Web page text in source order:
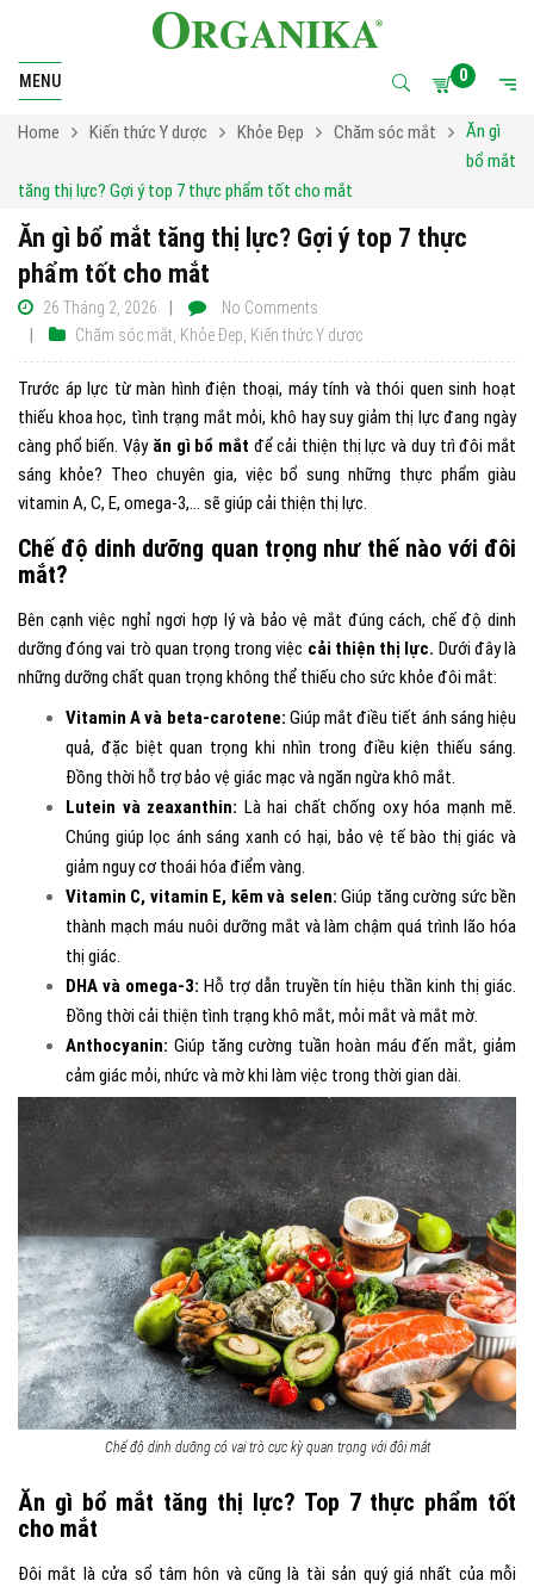
MENU 0
Home Kiến thức Y dược Khỏe Đẹp Chăm sóc mắt
Ăn gì
bổ mắt
tăng thị lực? Gợi ý top 7 thực phẩm tốt cho mắt
Ăn gì bổ mắt tăng thị lực? Gợi ý top 7 thực
phẩm tốt cho mắt
26 Tháng 2, 2026
Chăm sóc mắt Khỏe Đẹp Kiến thức Y dược
No Comments
Trước áp lực từ màn hình điện thoại, máy tính và thói quen sinh hoạt
thiếu khoa học, tình trạng mắt mỏi, khô hay suy giảm thị lực đang ngày
càng phổ biến. Vậy ăn gì bổ mắt để cải thiện thị lực và duy trì đôi mắt
sáng khỏe? Theo chuyên gia, việc bổ sung những thực phẩm giàu
vitamin A, C, E, omega-3,… sẽ giúp cải thiện thị lực.
Chế độ dinh dưỡng quan trọng như thế nào với đôi
mắt?
Bên cạnh việc nghỉ ngơi hợp lý và bảo vệ mắt đúng cách, chế độ dinh
dưỡng đóng vai trò quan trọng trong việc cải thiện thị lực. Dưới đây là
những dưỡng chất quan trọng không thể thiếu cho sức khỏe đôi mắt:
Vitamin A và beta-carotene: Giúp mắt điều tiết ánh sáng hiệu
quả, đặc biệt quan trọng khi nhìn trong điều kiện thiếu sáng.
Đồng thời hỗ trợ bảo vệ giác mạc và ngăn ngừa khô mắt.
Lutein và zeaxanthin: Là hai chất chống oxy hóa mạnh mẽ.
Chúng giúp lọc ánh sáng xanh có hại, bảo vệ tế bào thị giác và
giảm nguy cơ thoái hóa điểm vàng.
Vitamin C, vitamin E, kẽm và selen:Giúp tăng cường sức bền
thành mạch máu nuôi dưỡng mắt và làm chậm quá trình lão hóa
thị giác.
DHA và omega-3: Hỗ trợ dẫn truyền tín hiệu thần kinh thị giác.
Đồng thời cải thiện tình trạng khô mắt, mỏi mắt và mắt mờ.
Anthocyanin: Giúp tăng cường tuần hoàn máu đến mắt, giảm
cảm giác mỏi, nhức và mờ khi làm việc trong thời gian dài.
Chế độ dinh dưỡng có vai trò cực kỳ quan trọng với đôi mắt
Ăn gì bổ mắt tăng thị lực? Top 7 thực phẩm tốt
cho mắt
Đôi mắt là cửa sổ tâm hôn và cũng là tài sản quý giá nhất của mỗi